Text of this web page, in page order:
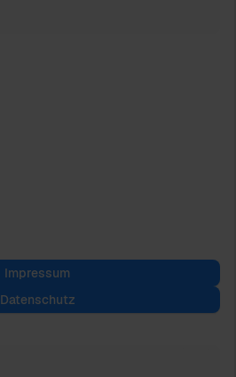
Impressum
Datenschutz